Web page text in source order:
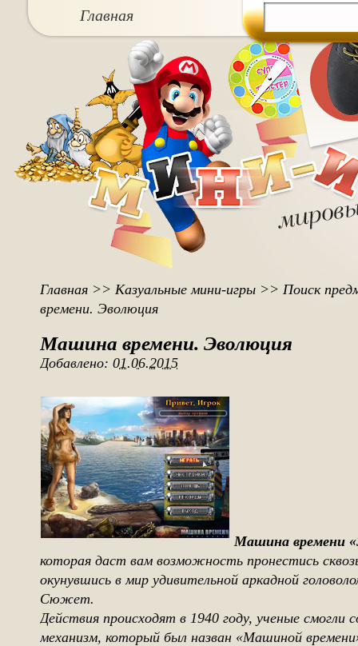
Главная
Главная >> Казуальные мини-игры >> Поиск
времени. Эволюция
Машина времени. Эволюция
Добавлено: 01.06.2015
Машина времени
которая даст вам возможность пронестись
окунувшись в мир удивительной аркадной
Сюжет.
Действия происходят в 1940 году, ученые смогли
механизм, который был назван «Машиной